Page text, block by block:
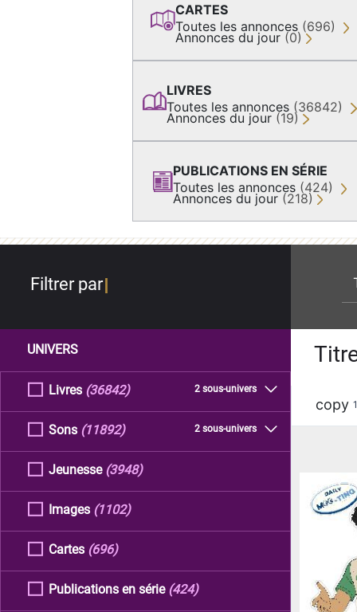
CARTES
Toutes les annonces (696)
Annonces du jour (0)
LIVRES
Toutes les annonces (36842)
Annonces du jour (19)
PUBLICATIONS EN SÉRIE
Toutes les annonces (424)
Annonces du jour (218)
Filtrer par
UNIVERS
Livres 2 sous-univers
(36842)
Sons 2 sous-univers
(11892)
Jeunesse (3948)
Images (1102)
Cartes (696)
Publications en série (424)
copy